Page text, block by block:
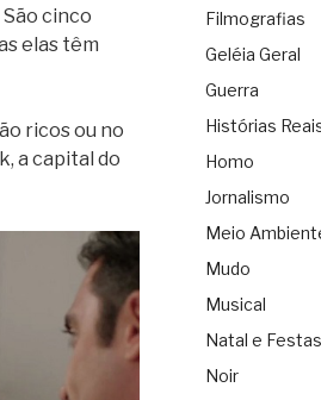
cinco
elas têm
ricos ou no
a capital do
Filmografias
Geléia Geral
Guerra
Histórias
Homo
Jornalismo
Meio
Mudo
Musical
Natal e Festas
Noir